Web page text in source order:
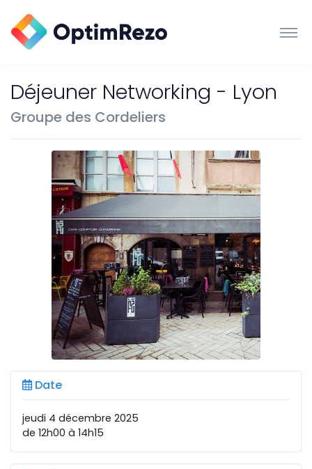
Déjeuner Networking - Lyon
Groupe des Cordeliers
Date
jeudi 4 décembre 2025
de 12h00 à 14h15